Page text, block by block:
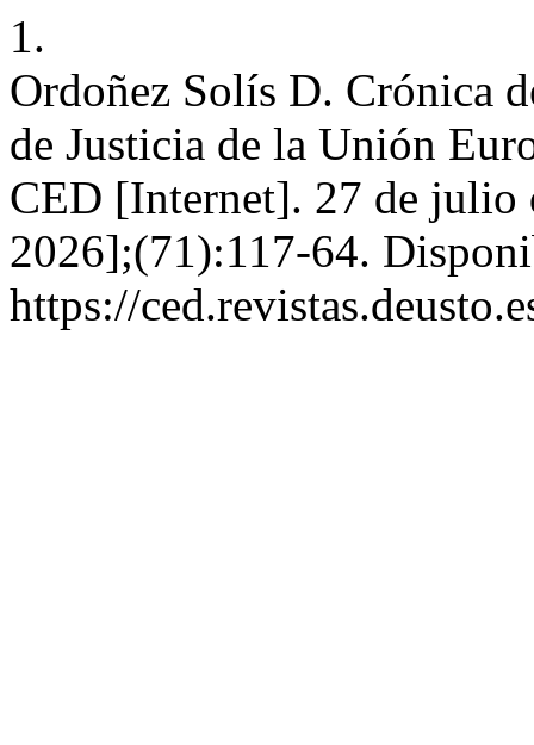
1.
Ordoñez Solís D. Crónica
de Justicia de la Unión
CED [Internet]. 27 de julio
2026];(71):117-64.
https://